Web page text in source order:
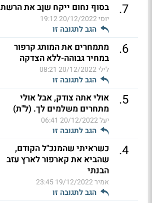
7
. בסוף נחום ייקח שןב את הרשת
יוסי20/12/2022 19:12
הגב לתגובה זו
6
.
מתמחרים את המותג קרפור
במחיר גבוהה-ללא הצדקה
לילי20/12/2022 08:21
הגב לתגובה זו
5
.
אולי אתה צודק, אבל אולי
מתחרים משלמים לך. (ל"ת)
יעל20/12/2022 06:41
הגב לתגובה זו
4
.
כשראיתי שהמנכ"ל הקודם,
שהביא את קארפור לארץ עזב
הבנתי
אמיר19/12/2022 23:45
הגב לתגובה זו